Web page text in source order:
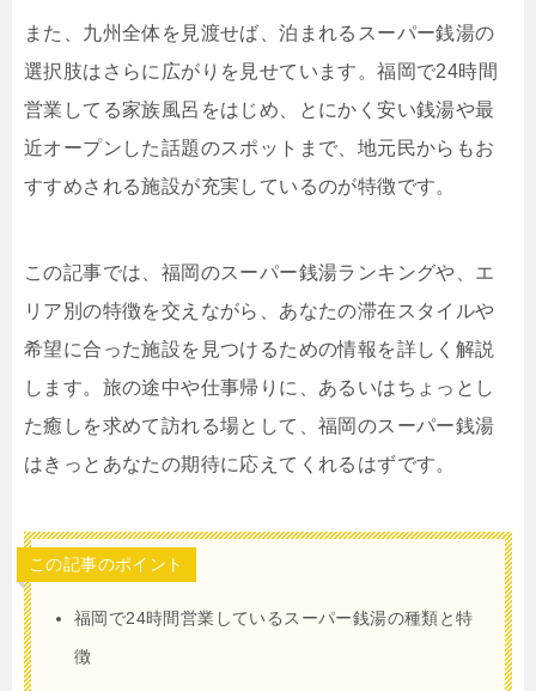
また、九州全体を見渡せば、泊まれるスーパー銭湯の
選択肢はさらに広がりを見せています。福岡で24時間
営業してる家族風呂をはじめ、とにかく安い銭湯や最
近オープンした話題のスポットまで、地元民からもお
すすめされる施設が充実しているのが特徴です。
この記事では、福岡のスーパー銭湯ランキングや、エ
リア別の特徴を交えながら、あなたの滞在スタイルや
希望に合った施設を見つけるための情報を詳しく解説
します。旅の途中や仕事帰りに、あるいはちょっとし
た癒しを求めて訪れる場として、福岡のスーパー銭湯
はきっとあなたの期待に応えてくれるはずです。
この記事のポイント
福岡で24時間営業しているスーパー銭湯の種類と特
徴